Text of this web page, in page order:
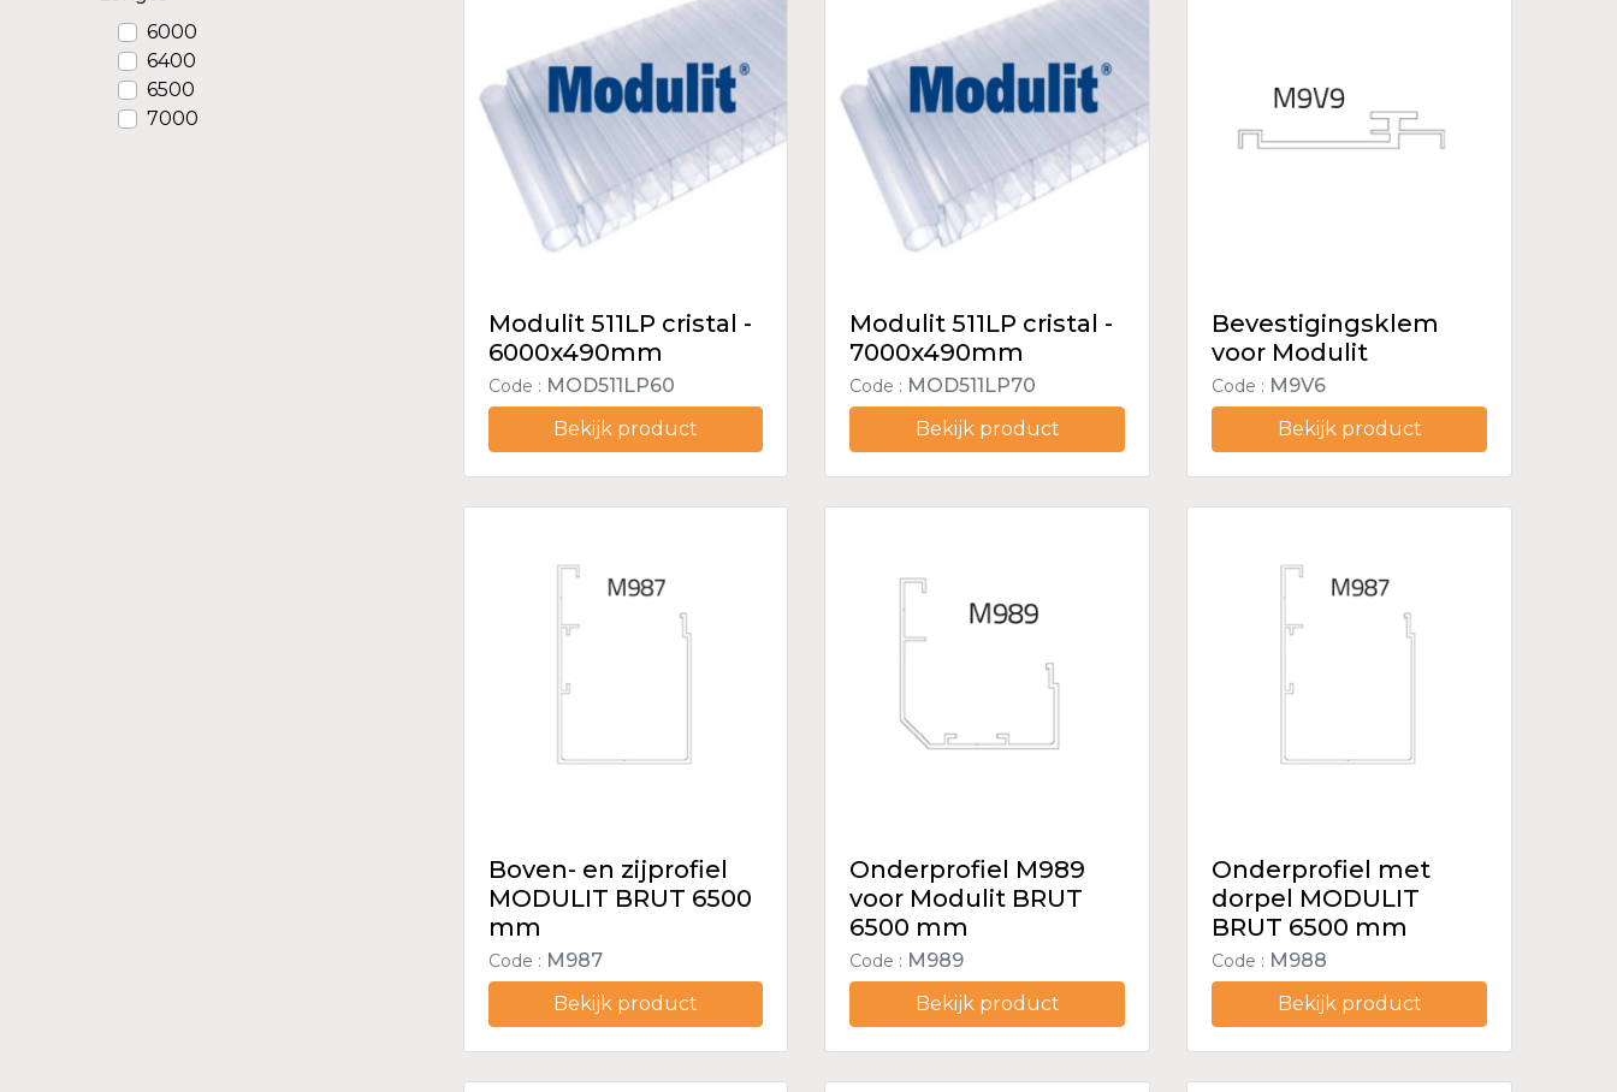
6000
6400
6500
7000
Modulit 511LP cristal -
6000x490mm
Code : MOD511LP60
Bekijk product
Modulit 511LP cristal -
7000x490mm
Code : MOD511LP70
Bekijk product
Bevestigingsklem
voor Modulit
Code : M9V6
Bekijk product
Boven- en zijprofiel
MODULIT BRUT 6500
mm
Code : M987
Bekijk product
Onderprofiel M989
voor Modulit BRUT
6500 mm
Code : M989
Bekijk product
Onderprofiel met
dorpel MODULIT
BRUT 6500 mm
Code : M988
Bekijk product